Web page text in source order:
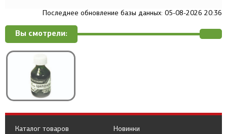
Последнее обновление базы данных: 05-08-2026 20:36
Вы смотрели:
Каталог товаров
Новинки